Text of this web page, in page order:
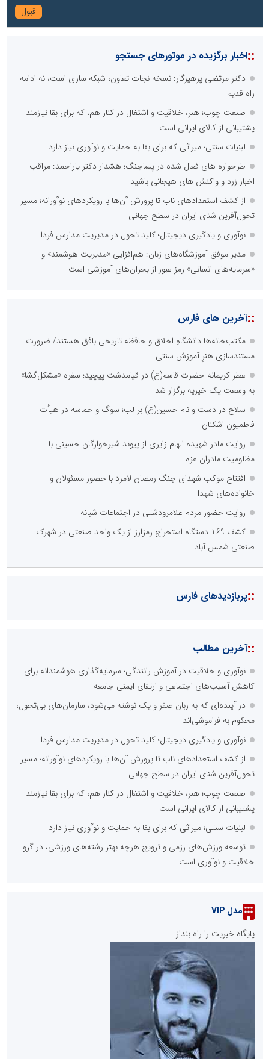
::اخبار برگزیده در موتورهای جستجو
دکتر مرتضی پرهیزگار: نسخه نجات تعاون، شبکه سازی است، نه ادامه
راه قدیم
صنعت چوب؛ هنر، خلاقیت و اشتغال در کنار هم، که برای بقا نیازمند
پشتیبانی از کالای ایرانی است
لبنیات سنتی؛ میراثی که برای بقا به حمایت و نوآوری نیاز دارد
طرحواره های فعال شده در پساجنگ؛ هشدار دکتر یاراحمد: مراقب
اخبار زرد و واکنش های هیجانی باشید
از کشف استعدادهای ناب تا پرورش آن‌ها با رویکردهای نوآورانه؛ مسیر
تحول‌آفرین شنای ایران در سطح جهانی
نوآوری و یادگیری دیجیتال؛ کلید تحول در مدیریت مدارس فردا
مدیر موفق آموزشگاه‌های زبان: هم‌افزایی «مدیریت هوشمند» و
«سرمایه‌های انسانی» رمز عبور از بحران‌های آموزشی است
::آخرین های فارس
مکتب‌خانه‌ها دانشگاهِ اخلاق و حافظه تاریخی بافق هستند/ ضرورت
مستندسازی هنرِ آموزش سنتی
عطر کریمانه حضرت قاسم(ع) در قیامدشت پیچید؛ سفره «مشکل‌گشا»
به وسعت یک خیریه برگزار شد
سلاح در دست و نام حسین(ع) بر لب؛ سوگ و حماسه در هیأت
فاطمیون اشکنان
روایت مادر شهیده الهام زایری از پیوند شیرخوارگان حسینی با
مظلومیت مادران غزه
افتتاح موکب شهدای جنگ رمضان لامرد با حضور مسئولان و
خانواده‌های شهدا
روایت حضور مردم علامرودشتی در اجتماعات شبانه
کشف 169 دستگاه استخراج رمزارز از یک واحد صنعتی در شهرک
صنعتی شمس آباد
::پربازدیدهای فارس
::آخرین مطالب
نوآوری و خلاقیت در آموزش رانندگی؛ سرمایه‌گذاری هوشمندانه برای
کاهش آسیب‌های اجتماعی و ارتقای ایمنی جامعه
در آینده‌ای که به زبان صفر و یک نوشته می‌شود، سازمان‌های بی‌تحول،
محکوم به فراموشی‌اند
نوآوری و یادگیری دیجیتال؛ کلید تحول در مدیریت مدارس فردا
از کشف استعدادهای ناب تا پرورش آن‌ها با رویکردهای نوآورانه؛ مسیر
تحول‌آفرین شنای ایران در سطح جهانی
صنعت چوب؛ هنر، خلاقیت و اشتغال در کنار هم، که برای بقا نیازمند
پشتیبانی از کالای ایرانی است
لبنیات سنتی؛ میراثی که برای بقا به حمایت و نوآوری نیاز دارد
توسعه ورزش‌های رزمی و ترویج هرچه بهتر رشته‌های ورزشی، در گرو
خلاقیت و نوآوری است
مدل VIP
پایگاه خبریت را راه بنداز